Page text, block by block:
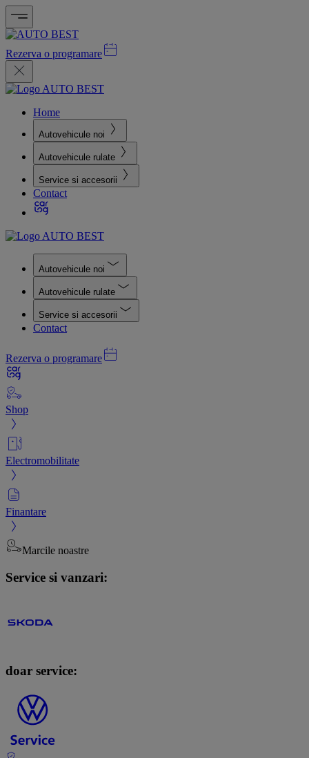
Rezerva o programare
Home
Autovehicule noi
Autovehicule rulate
Service si accesorii
Contact
Autovehicule noi
Autovehicule rulate
Service si accesorii
Contact
Rezerva o programare
Shop
Electromobilitate
Finantare
Marcile noastre
Service si vanzari:
doar service: